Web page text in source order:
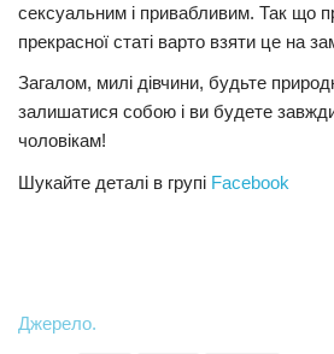
Культура
#Війна
сексуальним і привабливим. Так що
прекрасної статі варто взяти це на
Загалом, милі дівчини, будьте
залишатися собою і ви будете
чоловікам!
Шукайте деталі в групі Facebook
Джерело.